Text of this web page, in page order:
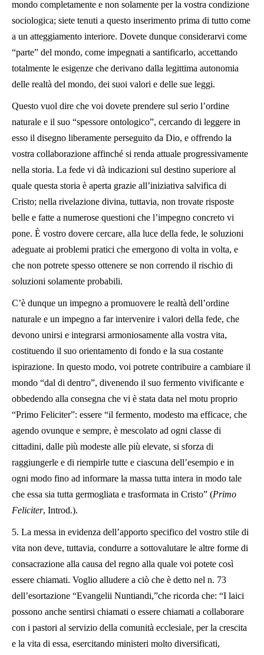
mondo completamente e non solamente per la vostra condizione
sociologica; siete tenuti a questo inserimento prima di tutto come
a un atteggiamento interiore. Dovete dunque considerarvi come
“parte” del mondo, come impegnati a santificarlo, accettando
totalmente le esigenze che derivano dalla legittima autonomia
delle realtà del mondo, dei suoi valori e delle sue leggi.
Questo vuol dire che voi dovete prendere sul serio l’ordine
naturale e il suo “spessore ontologico”, cercando di leggere in
esso il disegno liberamente perseguito da Dio, e offrendo la
vostra collaborazione affinché si renda attuale progressivamente
nella storia. La fede vi dà indicazioni sul destino superiore al
quale questa storia è aperta grazie all’iniziativa salvifica di
Cristo; nella rivelazione divina, tuttavia, non trovate risposte
belle e fatte a numerose questioni che l’impegno concreto vi
pone. È vostro dovere cercare, alla luce della fede, le soluzioni
adeguate ai problemi pratici che emergono di volta in volta, e
che non potrete spesso ottenere se non correndo il rischio di
soluzioni solamente probabili.
C’è dunque un impegno a promuovere le realtà dell’ordine
naturale e un impegno a far intervenire i valori della fede, che
devono unirsi e integrarsi armoniosamente alla vostra vita,
costituendo il suo orientamento di fondo e la sua costante
ispirazione. In questo modo, voi potrete contribuire a cambiare il
mondo “dal di dentro”, divenendo il suo fermento vivificante e
obbedendo alla consegna che vi è stata data nel motu proprio
“Primo Feliciter”: essere “il fermento, modesto ma efficace, che
agendo ovunque e sempre, è mescolato ad ogni classe di
cittadini, dalle più modeste alle più elevate, si sforza di
raggiungerle e di riempirle tutte e ciascuna dell’esempio e in
ogni modo fino ad informare la massa tutta intera in modo tale
che essa sia tutta germogliata e trasformata in Cristo” (Primo
Feliciter, Introd.).
5. La messa in evidenza dell’apporto specifico del vostro stile di
vita non deve, tuttavia, condurre a sottovalutare le altre forme di
consacrazione alla causa del regno alla quale voi potete così
essere chiamati. Voglio alludere a ciò che è detto nel n. 73
dell’esortazione “Evangelii Nuntiandi,”che ricorda che: “I laici
possono anche sentirsi chiamati o essere chiamati a collaborare
con i pastori al servizio della comunità ecclesiale, per la crescita
e la vita di essa, esercitando ministeri molto diversificati,